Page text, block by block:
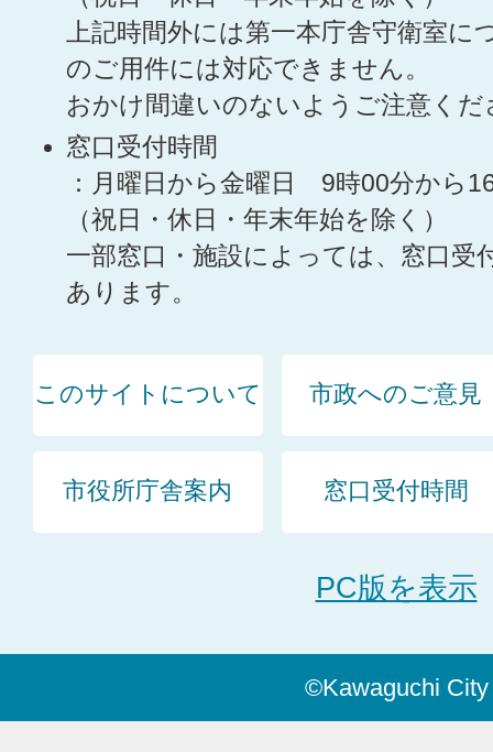
上記時間外には第一本庁舎守衛室に
のご用件には対応できません。
おかけ間違いのないようご注意くだ
窓口受付時間
：月曜日から金曜日 9時00分から
（祝日・休日・年末年始を除く）
一部窓口・施設によっては、窓口受
あります。
このサイトについて 市政へのご意見
市役所庁舎案内 窓口受付時間
PC版を表示
©Kawaguchi City